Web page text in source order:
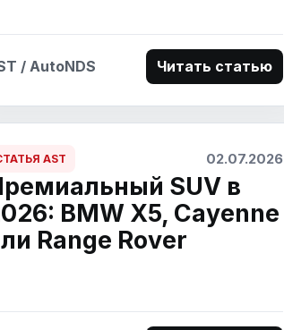
/ AutoNDS Читать статью
AST 02.07.2026
SUV в
BMW X5, Cayenne
Range Rover